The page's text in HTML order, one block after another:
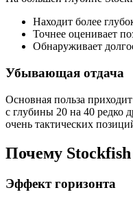
Находит более
Точнее оценивает
Обнаруживает
Убывающая отдача
Основная польза
с глубины 20 на 40 редко
очень тактических
Почему Stockfish
Эффект горизонта